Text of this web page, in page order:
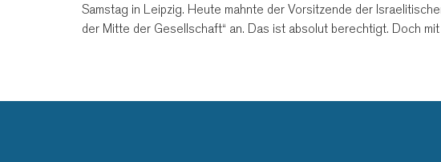
Samstag in Leipzig. Heute mahnte der Vorsitzende der
der Mitte der Gesellschaft“ an. Das ist absolut berechtigt. Doch